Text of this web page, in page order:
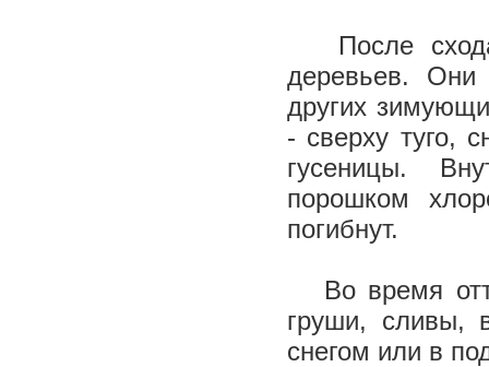
После
деревьев. Они
других
- сверху туго,
гусеницы.
порошком
погибнут.
Во время
груши, сливы,
снегом или в